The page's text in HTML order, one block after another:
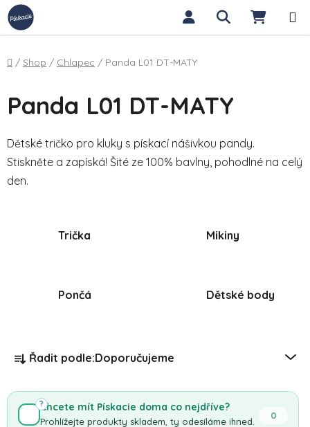
Přejít na obsah Hledat
Domů
/ Shop / Chlapec / Panda L01 DT-MATY
Panda L01 DT-MATY
Dětské tričko pro kluky s pískací nášivkou pandy.
Stiskněte a zapíská! Šité ze 100% bavlny, pohodlné na celý
den.
Trička Mikiny
Pončá Dětské body
Řazení produktů
Řadit podle:Doporučujeme
Chcete mít Pískacie doma co nejdříve?
Prohlížejte produkty skladem, ty odesíláme ihned.
0
?